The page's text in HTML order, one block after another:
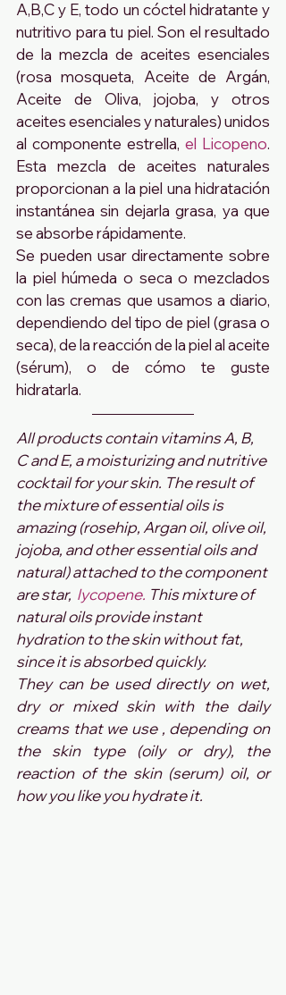
A,B,C y E, todo un cóctel hidratante y
nutritivo para tu piel. Son el resultado
de la mezcla de aceites esenciales
(rosa mosqueta, Aceite de Argán,
Aceite de Oliva, jojoba, y otros
aceites esenciales y naturales) unidos
al componente estrella, el Licopeno.
Esta mezcla de aceites naturales
proporcionan a la piel una hidratación
instantánea sin dejarla grasa, ya que
se absorbe rápidamente.
Se pueden usar directamente sobre
la piel húmeda o seca o mezclados
con las cremas que usamos a diario,
dependiendo del tipo de piel (grasa o
seca), de la reacción de la piel al aceite
(sérum), o de cómo te guste
hidratarla.
All products contain vitamins A, B,
C and E, a moisturizing and nutritive
cocktail for your skin. The result of
the mixture of essential oils is
amazing (rosehip, Argan oil, olive oil,
jojoba, and other essential oils and
natural) attached to the component
are star, lycopene. This mixture of
natural oils provide instant
hydration to the skin without fat,
since it is absorbed quickly.
They can be used directly on wet,
dry or mixed skin with the daily
creams that we use , depending on
the skin type (oily or dry), the
reaction of the skin (serum) oil, or
how you like you hydrate it.